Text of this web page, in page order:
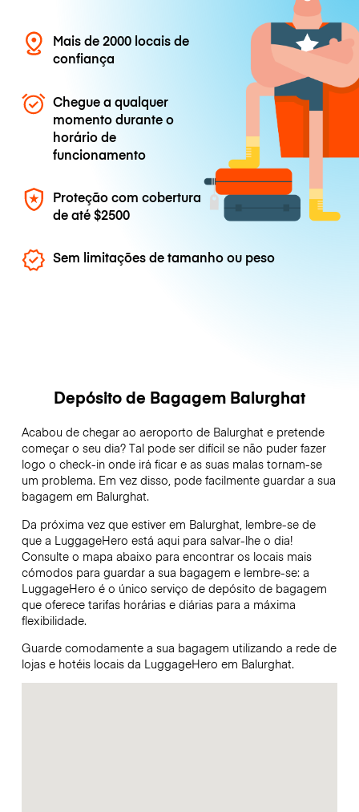
Mais de 2000 locais de
confiança
Chegue a qualquer
momento durante o
horário de
funcionamento
Proteção com cobertura
de até$2500
Sem limitações de tamanho ou peso
Depósito de Bagagem Balurghat
Acabou de chegar ao aeroporto de Balurghat e pretende
começar o seu dia? Tal pode ser difícil se não puder fazer
logo o check-in onde irá ficar e as suas malas tornam-se
um problema. Em vez disso, pode facilmente guardar a sua
bagagem em Balurghat.
Da próxima vez que estiver em Balurghat, lembre-se de
que a LuggageHero está aqui para salvar-lhe o dia!
Consulte o mapa abaixo para encontrar os locais mais
cómodos para guardar a sua bagagem e lembre-se: a
LuggageHero é o único serviço de depósito de bagagem
que oferece tarifas horárias e diárias para a máxima
flexibilidade.
Guarde comodamente a sua bagagem utilizando a rede de
lojas e hotéis locais da LuggageHero em Balurghat.